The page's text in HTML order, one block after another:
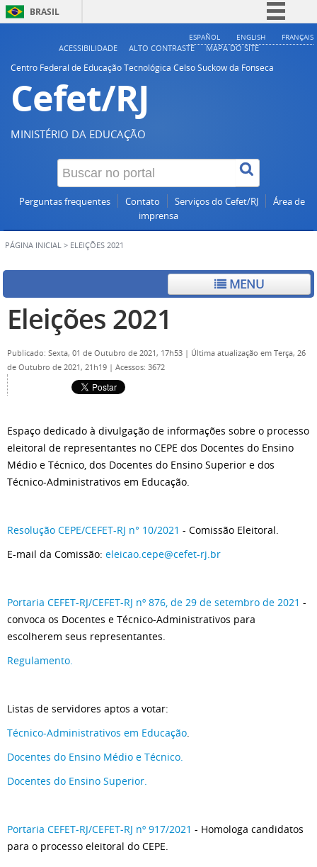
BRASIL
Simplifique!
ESPAÑOL ENGLISH FRANÇAIS
ACESSIBILIDADE ALTO CONTRASTE
MAPA DO SITE
Centro Federal de Educação Tecnológica Celso Suckow da Fonseca
Cefet/RJ
MINISTÉRIO DA EDUCAÇÃO
Perguntas frequentes Contato Serviços do Cefet/RJ
Área de
imprensa
PÁGINA INICIAL > ELEIÇÕES 2021
MENU
Eleições 2021
Publicado: Sexta, 01 de Outubro de 2021, 17h53 | Última atualização em Terça, 26
de Outubro de 2021, 21h19 | Acessos: 3672
Espaço dedicado à divulgação de informações sobre o processo
eleitoral de representantes no CEPE dos Docentes do Ensino
Médio e Técnico, dos Docentes do Ensino Superior e dos
Técnico-Administrativos em Educação.
Resolução CEPE/CEFET-RJ n° 10/2021 - Comissão Eleitoral.
E-mail da Comissão: eleicao.cepe@cefet-rj.br
Portaria CEFET-RJ/CEFET-RJ nº 876, de 29 de setembro de 2021 -
convoca os Docentes e Técnico-Administrativos para
escolherem seus representantes.
Regulamento.
Listas de servidores aptos a votar:
Técnico-Administrativos em Educação.
Docentes do Ensino Médio e Técnico.
Docentes do Ensino Superior.
Portaria CEFET-RJ/CEFET-RJ nº 917/2021 - Homologa candidatos
para o processo eleitoral do CEPE.